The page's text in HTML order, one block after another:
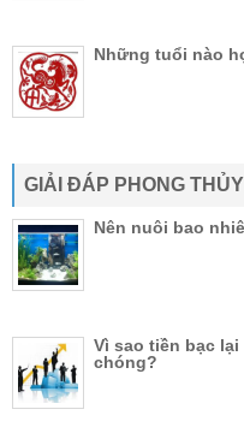
Những tuổi nào
GIẢI ĐÁP PHONG THỦY
Nên nuôi bao
Vì sao tiền bạc
chóng?